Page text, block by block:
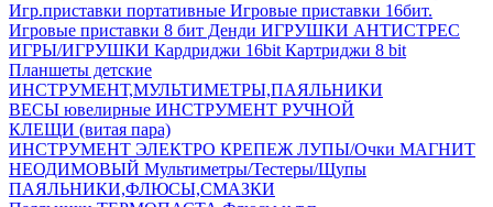
Игр.приставки портативные Игровые приставки 16бит.
Игровые приставки 8 бит Денди ИГРУШКИ АНТИСТРЕС
ИГРЫ/ИГРУШКИ Кардриджи 16bit Картриджи 8 bit
Планшеты детские
ИНСТРУМЕНТ,МУЛЬТИМЕТРЫ,ПАЯЛЬНИКИ
ВЕСЫ ювелирные ИНСТРУМЕНТ РУЧНОЙ
КЛЕЩИ (витая пара)
ИНСТРУМЕНТ ЭЛЕКТРО КРЕПЕЖ ЛУПЫ/Очки МАГНИТ
НЕОДИМОВЫЙ Мультиметры/Тестеры/Щупы
ПАЯЛЬНИКИ,ФЛЮСЫ,СМАЗКИ